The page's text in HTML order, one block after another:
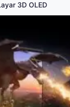
3D OLED